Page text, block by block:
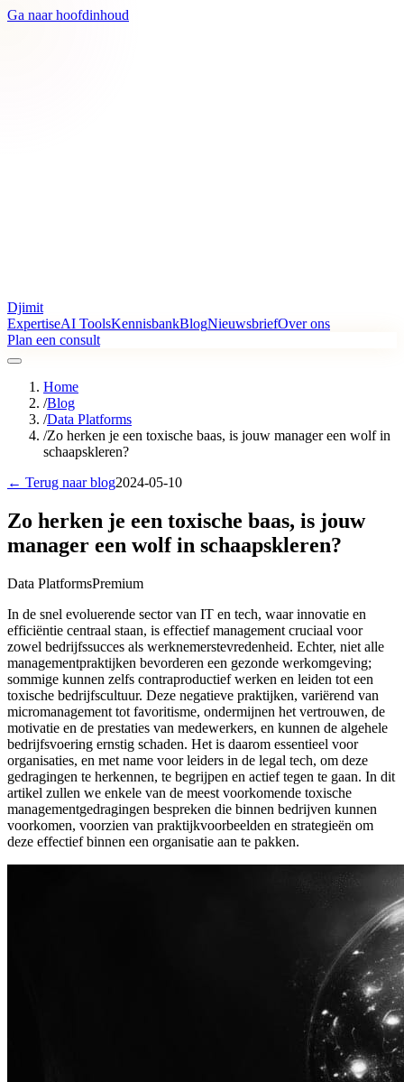
Ga naar hoofdinhoud
Djimit
ExpertiseAI ToolsKennisbankBlogNieuwsbriefOver ons
Plan een consult
Home
/Blog
/Data Platforms
/Zo herken je een toxische baas, is jouw manager een wolf in
schaapskleren?
← Terug naar blog2024-05-10
Zo herken je een toxische baas, is jouw
manager een wolf in schaapskleren?
Data PlatformsPremium
In de snel evoluerende sector van IT en tech, waar innovatie en
efficiëntie centraal staan, is effectief management cruciaal voor
zowel bedrijfssucces als werknemerstevredenheid. Echter, niet alle
managementpraktijken bevorderen een gezonde werkomgeving;
sommige kunnen zelfs contraproductief werken en leiden tot een
toxische bedrijfscultuur. Deze negatieve praktijken, variërend van
micromanagement tot favoritisme, ondermijnen het vertrouwen, de
motivatie en de prestaties van medewerkers, en kunnen de algehele
bedrijfsvoering ernstig schaden. Het is daarom essentieel voor
organisaties, en met name voor leiders in de legal tech, om deze
gedragingen te herkennen, te begrijpen en actief tegen te gaan. In dit
artikel zullen we enkele van de meest voorkomende toxische
managementgedragingen bespreken die binnen bedrijven kunnen
voorkomen, voorzien van praktijkvoorbeelden en strategieën om
deze effectief binnen een organisatie aan te pakken.